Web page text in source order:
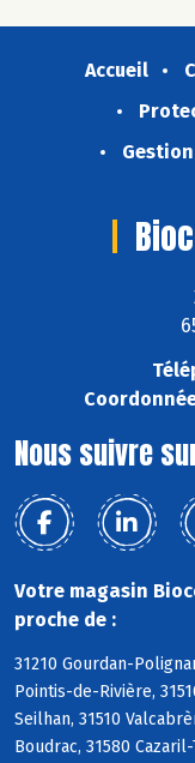
Accueil
Nous suivre
Votre magasin
proche de :
31210 Gourdan-
Pointis-de-Rivière,
Seilhan, 31510
Boudrac, 31580